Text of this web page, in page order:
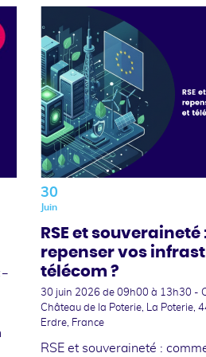
–
30
Juin
RSE et
repenser vos
télécom ?
30 juin 2026 de 09h00 à 13h30 -
Château de la Poterie, La Poterie,
Erdre, France
RSE et souveraineté :